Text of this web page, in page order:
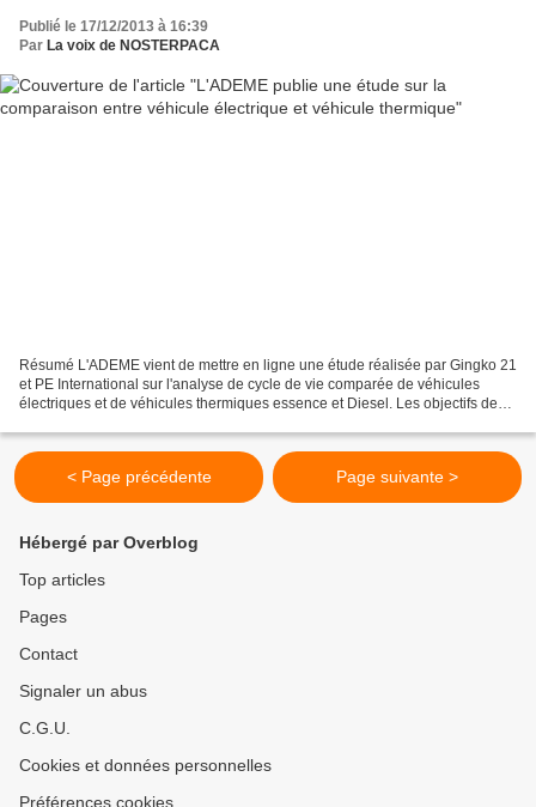
Publié le 17/12/2013 à 16:39
Par La voix de NOSTERPACA
Résumé L'ADEME vient de mettre en ligne une étude réalisée par Gingko 21
et PE International sur l'analyse de cycle de vie comparée de véhicules
électriques et de véhicules thermiques essence et Diesel. Les objectifs de
< Page précédente Page suivante >
Hébergé par Overblog
Top articles
Pages
Contact
Signaler un abus
C.G.U.
Cookies et données personnelles
Préférences cookies